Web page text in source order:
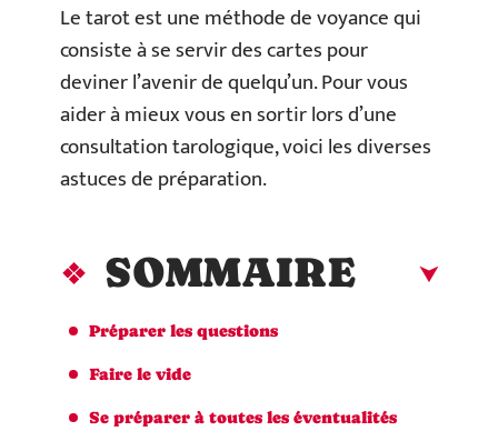
Le tarot est une méthode de voyance qui
consiste à se servir des cartes pour
deviner l’avenir de quelqu’un. Pour vous
aider à mieux vous en sortir lors d’une
consultation tarologique, voici les diverses
astuces de préparation.
SOMMAIRE
Préparer les questions
Faire le vide
Se préparer à toutes les éventualités